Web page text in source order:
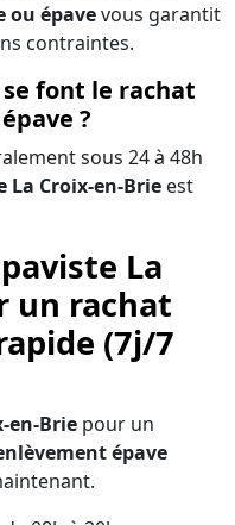
ou épavevous garantit
contraintes.
font le rachat
?
sous 24 à 48h
La Croix-en-Brie est
La
un rachat
(7j/7
en-Brie pour un
épave